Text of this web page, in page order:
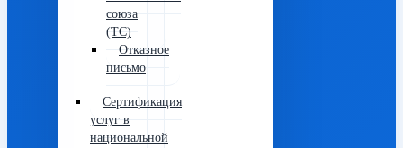
союза
(ТС)
Отказное
письмо
Сертификация
услуг в
национальной